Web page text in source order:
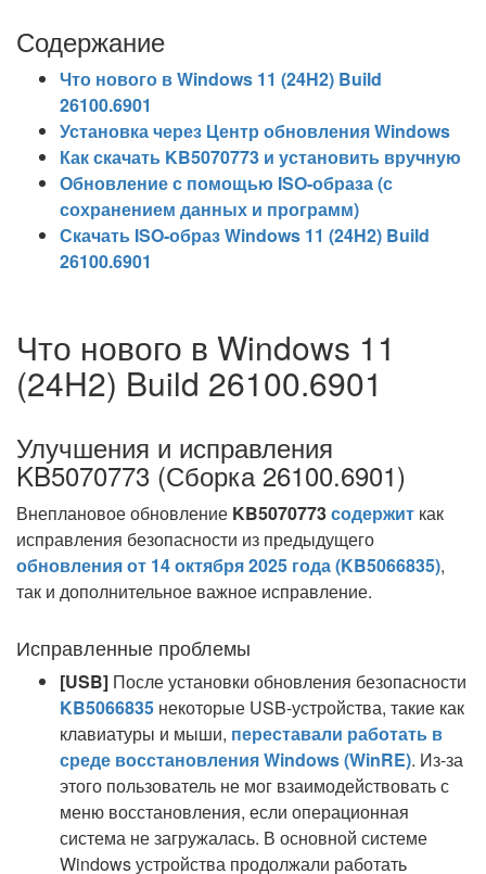
Содержание
Что нового в Windows 11 (24H2) Build
26100.6901
Установка через Центр обновления Windows
Как скачать KB5070773 и установить вручную
Обновление с помощью ISO-образа (с
сохранением данных и программ)
Скачать ISO-образ Windows 11 (24H2) Build
26100.6901
Что нового в Windows 11
(24H2) Build 26100.6901
Улучшения и исправления
KB5070773 (Сборка 26100.6901)
Внеплановое обновление KB5070773содержит как
исправления безопасности из предыдущего
обновления от 14 октября 2025 года (KB5066835),
так и дополнительное важное исправление.
Исправленные проблемы
[USB] После установки обновления безопасности
KB5066835 некоторые USB-устройства, такие как
клавиатуры и мыши, переставали работать в
среде восстановления Windows (WinRE). Из-за
этого пользователь не мог взаимодействовать с
меню восстановления, если операционная
система не загружалась. В основной системе
Windows устройства продолжали работать